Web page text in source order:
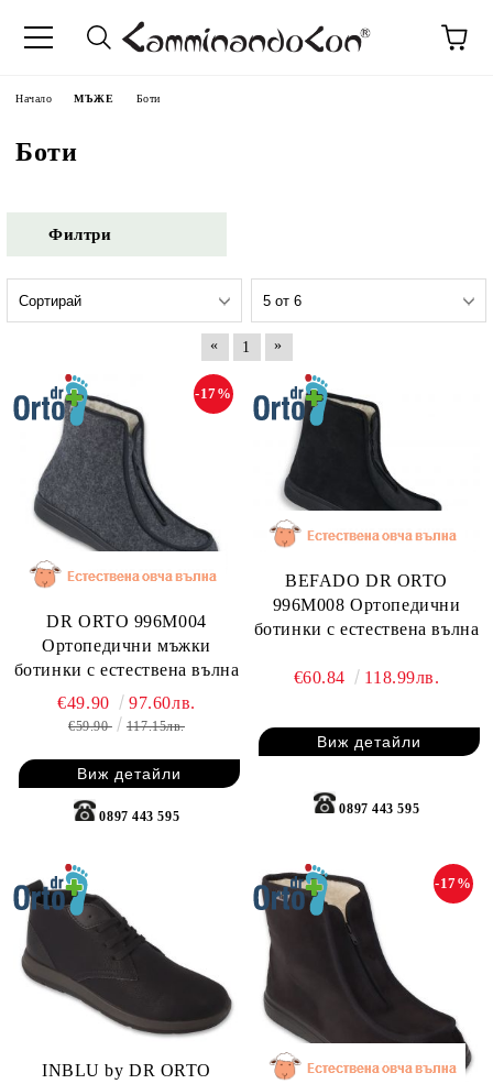
Начало МЪЖЕ Боти
Боти
Филтри
« 1 »
DR ORTO 996M004
Ортопедични мъжки
ботинки с естествена вълна
-17%
€49.90 97.60лв.
€59.90 117.15лв.
Виж детайли
0897 443 595
BEFADO DR ORTO
996M008 Ортопедични
ботинки с естествена вълна
€60.84 118.99лв.
Виж детайли
0897 443 595
INBLU by DR ORTO
-17%